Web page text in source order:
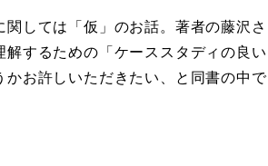
しては「仮」のお話。著者の藤沢さ
するための「ケーススタディの良い
お許しいただきたい、と同書の中で